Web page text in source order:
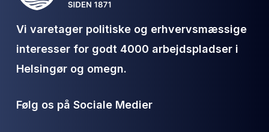
Vi varetager politiske og erhvervsmæssige
interesser for godt 4000 arbejdspladser i
Helsingør og omegn.
Følg os på Sociale Medier